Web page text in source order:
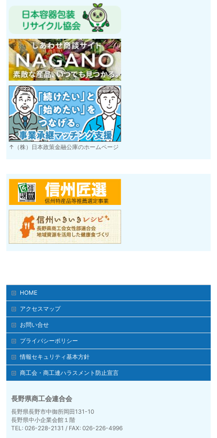
↑（株）日本政策金融公庫のホームページ
HOME
アクセスマップ
お問い合せ
プライバシーポリシー
情報セキュリティ基本方針
商工会・商工連ハラスメント防止宣言
長野県商工会連合会
長野県長野市中御所岡田131-10
長野県中小企業会館１階
TEL: 026-228-2131 / FAX: 026-226-4996